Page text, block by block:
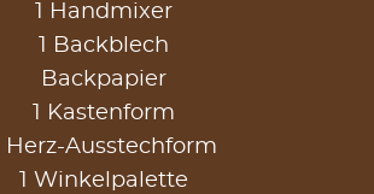
1 Handmixer
1 Backblech
Backpapier
1 Kastenform
1 Herz-Ausstechform
1 Winkelpalette